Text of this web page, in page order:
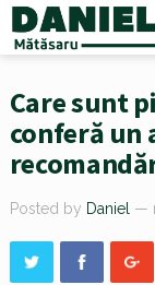
Care sunt
conferă un
Posted by Daniel —